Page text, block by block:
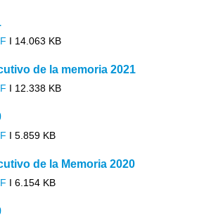
I 14.063 KB
de la memoria 2021
I 12.338 KB
I 5.859 KB
de la Memoria 2020
I 6.154 KB